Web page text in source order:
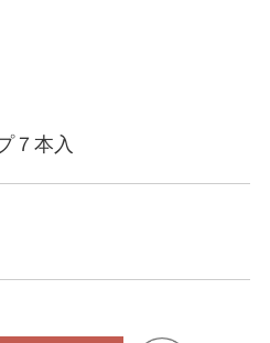
７本入